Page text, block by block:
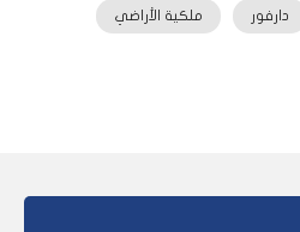
دارفور ملكية الأراضي